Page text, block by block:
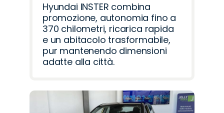
Hyundai INSTER combina
promozione, autonomia fino a
370 chilometri, ricarica rapida
e un abitacolo trasformabile,
pur mantenendo dimensioni
adatte alla città.